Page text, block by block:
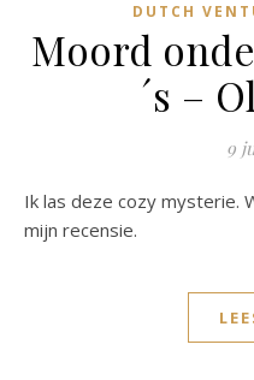
DUTCH
Moord
´s –
9
Ik las deze cozy mysterie. Wat ik ervan vond? Dat lees je in
mijn recensie.